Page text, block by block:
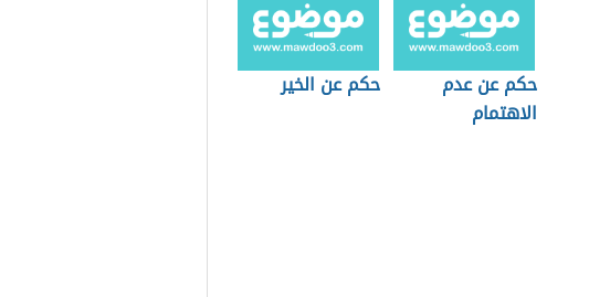
حكم عن عدم
الاهتمام
حكم عن الخير